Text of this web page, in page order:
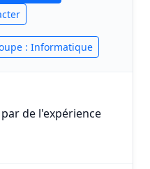
: Informatique
de l'expérience